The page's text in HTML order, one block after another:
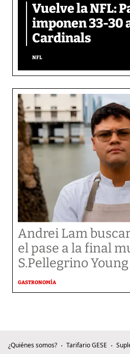
Vuelve la NFL:
imponen 33-30
Cardinals
NFL
Andrei Lam
el pase a la final
S.Pellegrino
GASTRONOMÍA
¿Quiénes somos? Tarifario GESE